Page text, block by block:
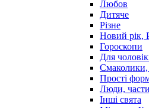
Любов
Дитяче
Різне
Новий рік,
Гороскопи
Для
Смаколики,
Прості
Люди,
Інші свята